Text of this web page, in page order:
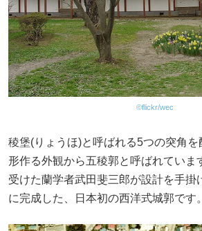
©flickr/wec
稜堡(りょうほ)と呼ばれる5つの突角
形作る外観から五稜郭と呼ばれていま
受けた蘭学者武田斐三郎が設計を手掛
に完成した、日本初の西洋式城郭です。